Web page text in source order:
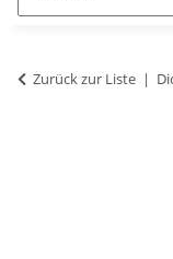
Zurück zur Liste